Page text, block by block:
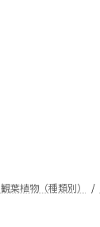
観葉植物（種類別）